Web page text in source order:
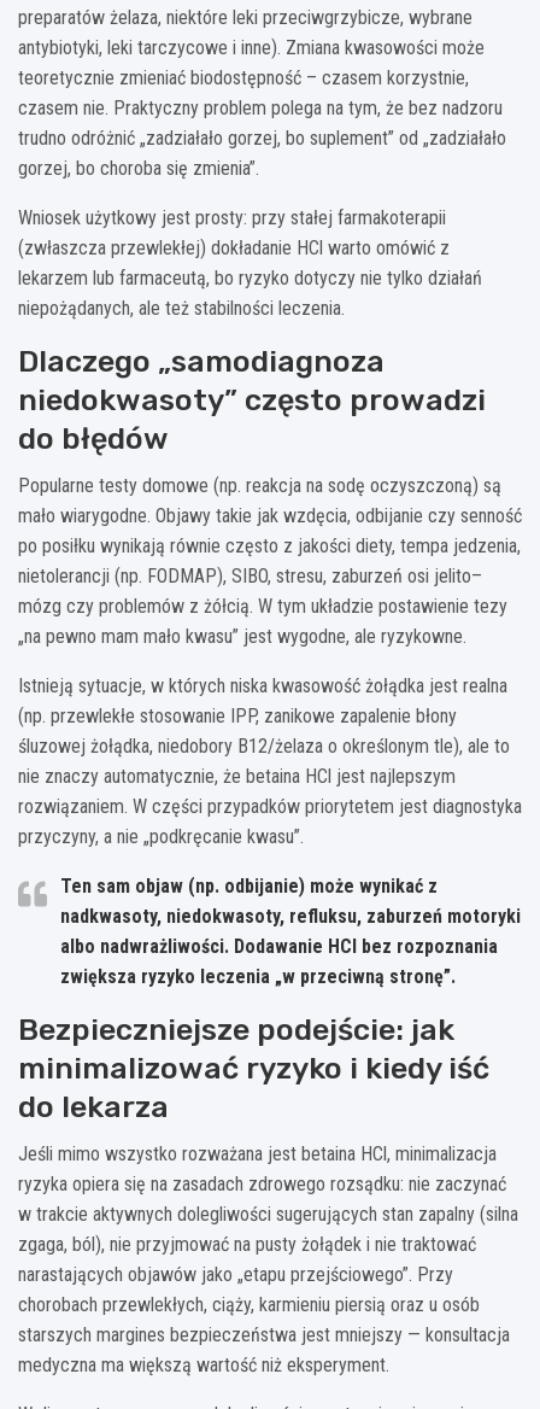
preparatów żelaza, niektóre leki przeciwgrzybicze, wybrane
antybiotyki, leki tarczycowe i inne). Zmiana kwasowości może
teoretycznie zmieniać biodostępność – czasem korzystnie,
czasem nie. Praktyczny problem polega na tym, że bez nadzoru
trudno odróżnić „zadziałało gorzej, bo suplement” od „zadziałało
gorzej, bo choroba się zmienia”.
Wniosek użytkowy jest prosty: przy stałej farmakoterapii
(zwłaszcza przewlekłej) dokładanie HCl warto omówić z
lekarzem lub farmaceutą, bo ryzyko dotyczy nie tylko działań
niepożądanych, ale też stabilności leczenia.
Dlaczego „samodiagnoza
niedokwasoty” często prowadzi
do błędów
Popularne testy domowe (np. reakcja na sodę oczyszczoną) są
mało wiarygodne. Objawy takie jak wzdęcia, odbijanie czy senność
po posiłku wynikają równie często z jakości diety, tempa jedzenia,
nietolerancji (np. FODMAP), SIBO, stresu, zaburzeń osi jelito–
mózg czy problemów z żółcią. W tym układzie postawienie tezy
„na pewno mam mało kwasu” jest wygodne, ale ryzykowne.
Istnieją sytuacje, w których niska kwasowość żołądka jest realna
(np. przewlekłe stosowanie IPP, zanikowe zapalenie błony
śluzowej żołądka, niedobory B12/żelaza o określonym tle), ale to
nie znaczy automatycznie, że betaina HCl jest najlepszym
rozwiązaniem. W części przypadków priorytetem jest diagnostyka
przyczyny, a nie „podkręcanie kwasu”.
Ten sam objaw (np. odbijanie) może wynikać z
nadkwasoty, niedokwasoty, refluksu, zaburzeń motoryki
albo nadwrażliwości. Dodawanie HCl bez rozpoznania
zwiększa ryzyko leczenia „w przeciwną stronę”.
Bezpieczniejsze podejście: jak
minimalizować ryzyko i kiedy iść
do lekarza
Jeśli mimo wszystko rozważana jest betaina HCl, minimalizacja
ryzyka opiera się na zasadach zdrowego rozsądku: nie zaczynać
w trakcie aktywnych dolegliwości sugerujących stan zapalny (silna
zgaga, ból), nie przyjmować na pusty żołądek i nie traktować
narastających objawów jako „etapu przejściowego”. Przy
chorobach przewlekłych, ciąży, karmieniu piersią oraz u osób
starszych margines bezpieczeństwa jest mniejszy — konsultacja
medyczna ma większą wartość niż eksperyment.